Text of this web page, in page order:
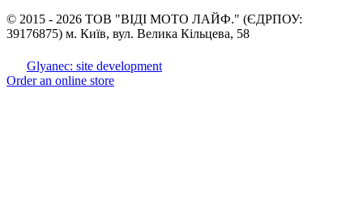
© 2015 - 2026 ТОВ "ВІДІ МОТО ЛАЙФ." (ЄДРПОУ:
39176875) м. Київ, вул. Велика Кільцева, 58
Glyanec: site development
Order an online store